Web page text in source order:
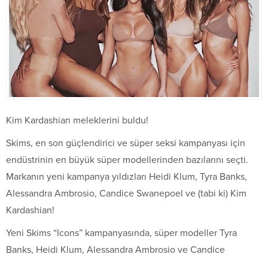
Kim Kardashian meleklerini buldu!
Skims, en son güçlendirici ve süper seksi kampanyası için
endüstrinin en büyük süper modellerinden bazılarını seçti.
Markanın yeni kampanya yıldızları Heidi Klum, Tyra Banks,
Alessandra Ambrosio, Candice Swanepoel ve (tabi ki) Kim
Kardashian!
Yeni Skims “Icons” kampanyasında, süper modeller Tyra
Banks, Heidi Klum, Alessandra Ambrosio ve Candice